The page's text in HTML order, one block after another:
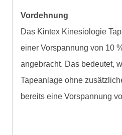
Vordehnung
Das Kintex Kinesiologie
einer Vorspannung von 10
angebracht. Das bedeutet,
Tapeanlage ohne
bereits eine Vorspannung